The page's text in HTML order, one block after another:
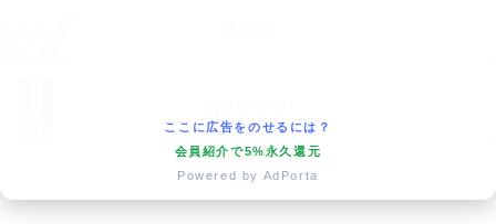
ここに広告をのせるには？
会員紹介で5%永久還元
Powered by AdPorta